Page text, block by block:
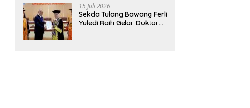
Bergizi Gratis di Natar
15 Juli 2026
Sekda Tulang Bawang Ferli
Yuledi Raih Gelar Doktor